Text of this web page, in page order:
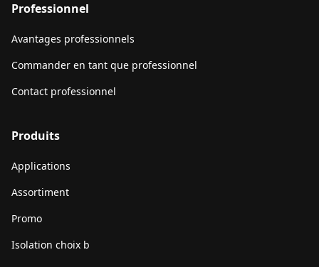
Professionnel
Avantages professionnels
Commander en tant que professionnel
Contact professionnel
Produits
Applications
Assortiment
Promo
Isolation choix b